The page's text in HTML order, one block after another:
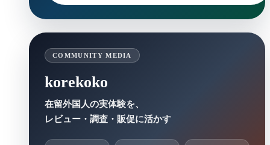
COMMUNITY MEDIA
korekoko
在留外国人の実体験を、
レビュー・調査・販促に活かす